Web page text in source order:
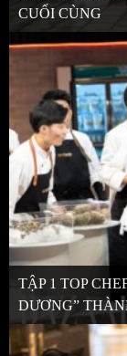
CUỐI CÙNG
TẬP 1 TOP
DƯƠNG”